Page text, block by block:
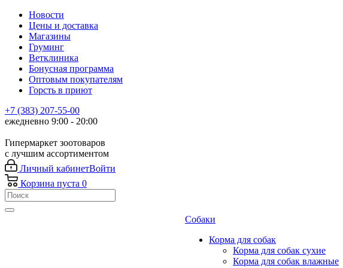
Новости
Цены и доставка
Магазины
Груминг
Ветклиника
Бонусная программа
Оптовым покупателям
Горсть в приют
+7 (383) 207-55-00
ежедневно 9:00 - 20:00
Гипермаркет зоотоваров
с лучшим ассортиментом
Личный кабинетВойти
Корзина пуста 0
Собаки
Корма для собак
Корма для собак сухие
Корма для собак влажные